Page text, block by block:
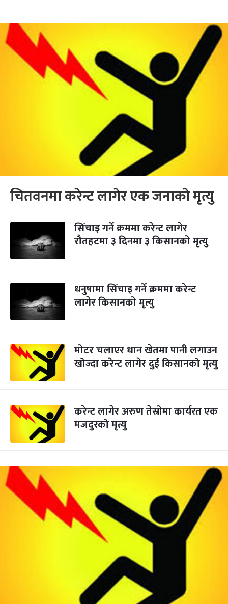
चितवनमा करेन्ट लागेर एक जनाको मृत्यु
सिँचाइ गर्ने क्रममा करेन्ट लागेर
रौतहटमा ३ दिनमा ३ किसानको मृत्यु
धनुषामा सिँचाइ गर्ने क्रममा करेन्ट
लागेर किसानको मृत्यु
मोटर चलाएर धान खेतमा पानी लगाउन
खोज्दा करेन्ट लागेर दुई किसानको मृत्यु
करेन्ट लागेर अरुण तेस्रोमा कार्यरत एक
मजदुरको मृत्यु